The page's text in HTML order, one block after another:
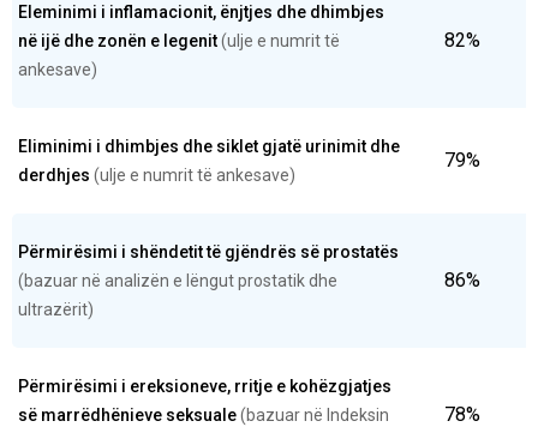
Eleminimi i inflamacionit, ënjtjes dhe dhimbjes
në ijë dhe zonën e legenit(ulje e numrit të
ankesave)
82%
Eliminimi i dhimbjes dhe siklet gjatë urinimit dhe
derdhjes (ulje e numrit të ankesave)
79%
Përmirësimi i shëndetit të gjëndrës së prostatës
(bazuar në analizën e lëngut prostatik dhe
ultrazërit)
86%
Përmirësimi i ereksioneve, rritje e kohëzgjatjes
së marrëdhënieve seksuale(bazuar në Indeksin
78%